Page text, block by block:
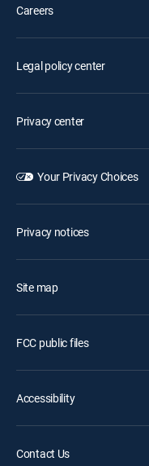
Careers
Legal policy center
Privacy center
Your Privacy Choices
Privacy notices
Site map
FCC public files
Accessibility
Contact Us